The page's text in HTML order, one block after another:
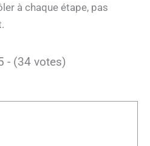
à chaque étape, pas
- (34 votes)